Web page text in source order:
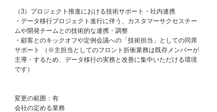
（3）プロジェクト推進における技術サポート・社内連携
・データ移行プロジェクト進行に伴う、カスタマーサクセスチー
ムや開発チームとの技術的な連携・調整
・顧客とのキックオフや定例会議への「技術担当」としての同席
サポート （※主担当としてのフロント折衝業務は既存メンバーが
主導・するため、データ移行の実務と改善に集中いただける環境
です）
変更の範囲：有
会社の定める業務